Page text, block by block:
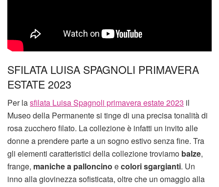
SFILATA LUISA SPAGNOLI PRIMAVERA
ESTATE 2023
Per lasfilata Luisa Spagnoli primavera estate 2023 il
Museo della Permanente si tinge di una precisa tonalità di
rosa zucchero filato. La collezione è infatti un invito alle
donne a prendere parte a un sogno estivo senza fine. Tra
gli elementi caratteristici della collezione troviamo balze,
frange, maniche a palloncino ecolori sgargianti. Un
inno alla giovinezza sofisticata, oltre che un omaggio alla